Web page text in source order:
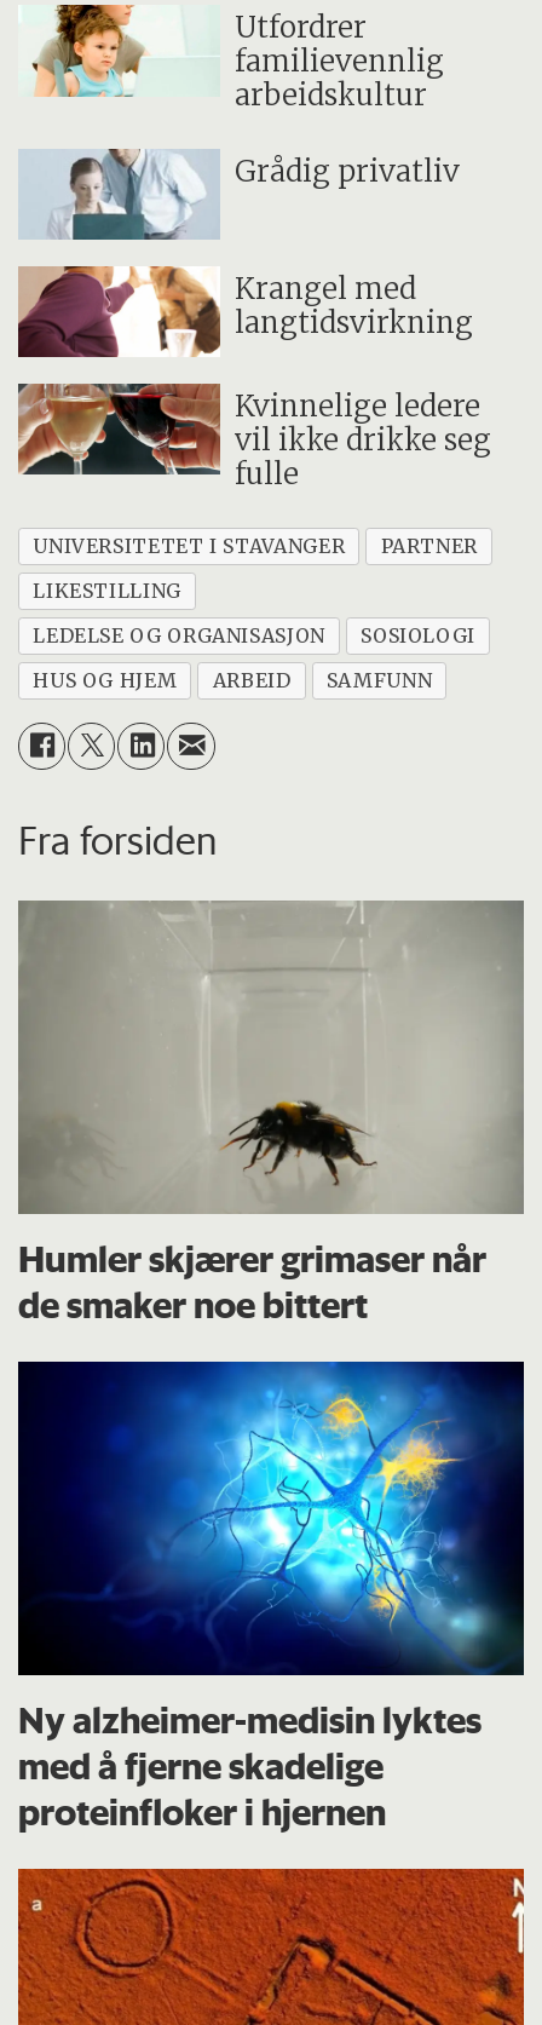
Utfordrer
familievennlig
arbeidskultur
Grådig privatliv
Krangel med
langtidsvirkning
Kvinnelige ledere
vil ikke drikke seg
fulle
UNIVERSITETET I STAVANGER
PARTNER
LIKESTILLING
LEDELSE OG ORGANISASJON
SOSIOLOGI
HUS OG HJEM
ARBEID SAMFUNN
Fra forsiden
Humler skjærer grimaser når
de smaker noe bittert
Ny alzheimer-medisin lyktes
med å fjerne skadelige
proteinfloker i hjernen